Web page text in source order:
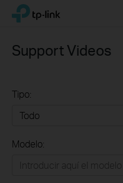
Click
navigation
TP-Link, Reliably Smart
Support Videos
Tipo:
Modelo: